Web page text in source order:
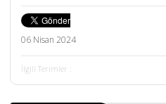
06 Nisan 2024
İlgili Terimler :